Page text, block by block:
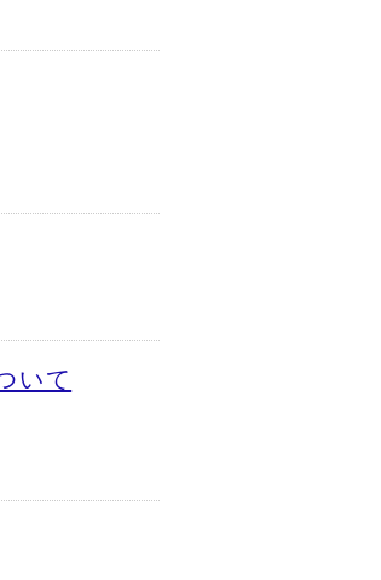
いて